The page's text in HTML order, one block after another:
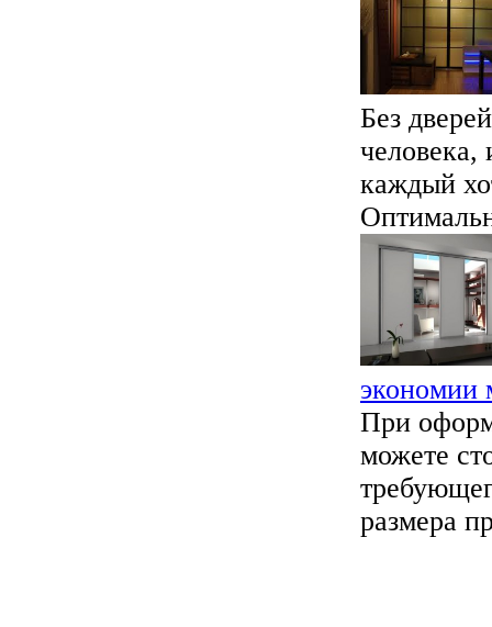
Без
каждый
экономии
При
можете
размера